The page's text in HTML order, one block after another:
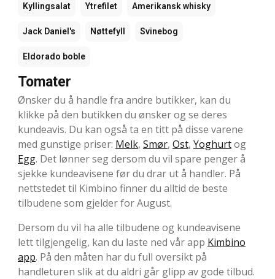
Kyllingsalat Ytrefilet Amerikansk whisky
Jack Daniel's Nøttefyll Svinebog
Eldorado boble
Tomater
Ønsker du å handle fra andre butikker, kan du
klikke på den butikken du ønsker og se deres
kundeavis. Du kan også ta en titt på disse varene
med gunstige priser: Melk, Smør, Ost, Yoghurtog
Egg. Det lønner seg dersom du vil spare penger å
sjekke kundeavisene før du drar ut å handler. På
nettstedet til Kimbino finner du alltid de beste
tilbudene som gjelder for August.
Dersom du vil ha alle tilbudene og kundeavisene
lett tilgjengelig, kan du laste ned vår app Kimbino
app. På den måten har du full oversikt på
handleturen slik at du aldri går glipp av gode tilbud.